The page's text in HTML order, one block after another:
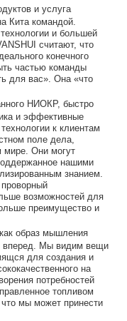
и услуга
Кита командой.
и большей
считают, что
конечного
частью команды
для вас». Она «что
НИОКР, быстро
и эффективные
к клиентам
поле дела,
мире. Они могут
нашими
знанием.
возможностей для
преимущество и
образ мышления
вперед. Мы видим вещи
для создания и
на
потребностей
топливом
мы может принести